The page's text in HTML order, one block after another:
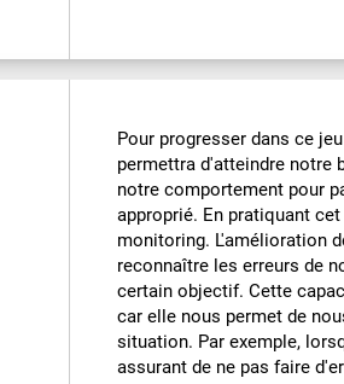
Pour progresser dans ce
permettra d'atteindre notre
notre comportement pour
approprié. En pratiquant
monitoring. L'amélioration
reconnaître les erreurs de
certain objectif. Cette
car elle nous permet de
situation. Par exemple,
assurant de ne pas faire